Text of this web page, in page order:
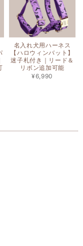
名入れ犬用ハーネス
【ハロウィンバット】
迷子札付き｜リード＆
リボン追加可能
¥6,990